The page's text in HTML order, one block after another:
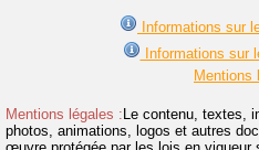
Informations sur
Informations sur
Mentions
Mentions légales :Le contenu, textes,
photos, animations, logos et autres
œuvre protégée par les lois en vigueur